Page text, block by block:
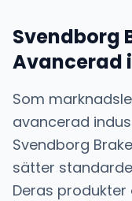
Svendborg
Avancerad
Som
avancerad
Svendborg
sätter
Deras produkter